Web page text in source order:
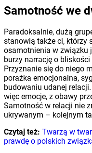
Samotność we
Paradoksalnie, dużą
stanowią także ci, którzy
osamotnienia w związku
burzy narrację o
Przyznanie się do niego
porażka emocjonalna,
budowaniu udanej
więc emocje, z obawy
Samotność w relacji nie
ukrywanym – kolejnym
Czytaj też: Twarzą w
prawdę o polskich